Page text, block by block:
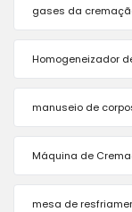
gases da
Homogeneizador
manuseio de
Máquina de
mesa de